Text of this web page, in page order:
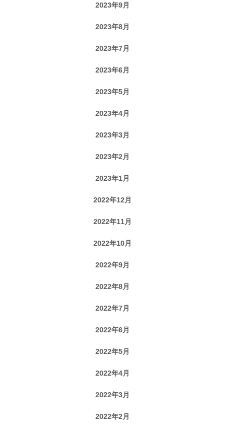
2023年9月
2023年8月
2023年7月
2023年6月
2023年5月
2023年4月
2023年3月
2023年2月
2023年1月
2022年12月
2022年11月
2022年10月
2022年9月
2022年8月
2022年7月
2022年6月
2022年5月
2022年4月
2022年3月
2022年2月